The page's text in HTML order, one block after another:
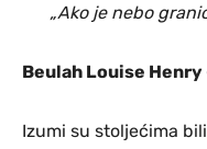
„Ako je nebo
Beulah Louise Henry
Izumi su stoljećima